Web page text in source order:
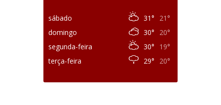
sábado 31°
21°
domingo
30°
20°
segunda-feira
30°
19°
terça-feira
29° 20°